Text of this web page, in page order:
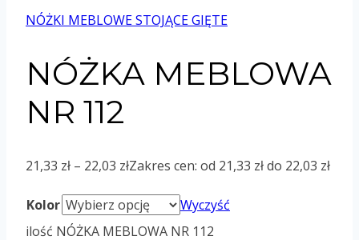
NÓŻKI MEBLOWE STOJĄCE GIĘTE
NÓŻKA MEBLOWA
NR 112
21,33 zł – 22,03 złZakres cen: od 21,33 zł do 22,03 zł
Kolor
Wyczyść
ilość NÓŻKA MEBLOWA NR 112